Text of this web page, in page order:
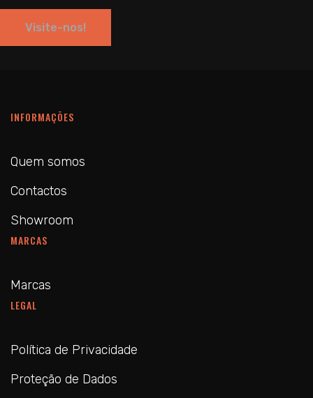
Visite-nos!
INFORMAÇÕES
Quem somos
Contactos
Showroom
MARCAS
Marcas
LEGAL
Política de Privacidade
Proteção de Dados